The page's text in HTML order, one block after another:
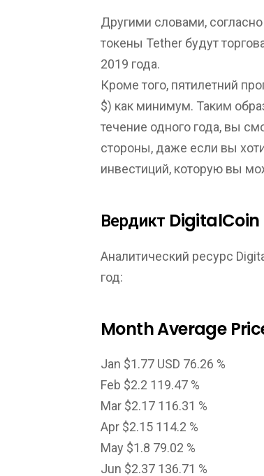
Другими словами,
токены Tether будут
2019 года.
Кроме того, пятилетний
$) как минимум. Таким
течение одного года, вы
стороны, даже если вы
инвестиций, которую вы
Вердикт DigitalCoin
Аналитический ресурс
год:
Month Average
Jan $1.77 USD 76.26 %
Feb $2.2 119.47 %
Mar $2.17 116.31 %
Apr $2.15 114.2 %
May $1.8 79.02 %
Jun $2.37 136.71 %